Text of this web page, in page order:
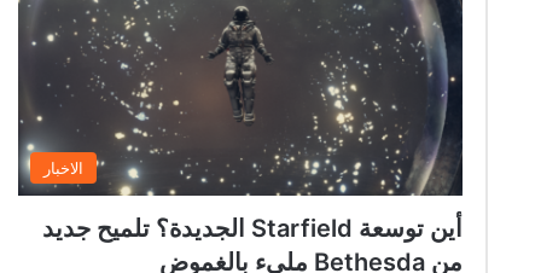
الاخبار
أين توسعة Starfield الجديدة؟ تلميح جديد
من Bethesda مليء بالغموض